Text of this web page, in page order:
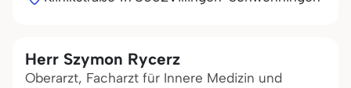
Herr Szymon Rycerz
Oberarzt, Facharzt für Innere Medizin und